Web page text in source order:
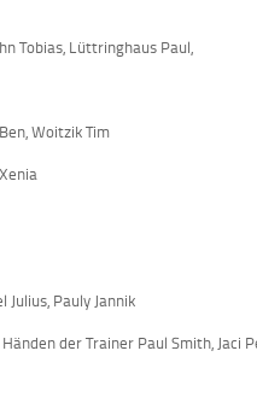
Tobias, Lüttringhaus Paul,
Woitzik Tim
Julius, Pauly Jannik
der Trainer Paul Smith, Jaci